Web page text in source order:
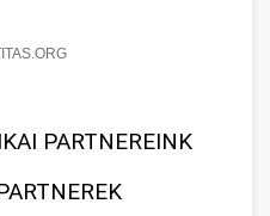
PARTNEREINK